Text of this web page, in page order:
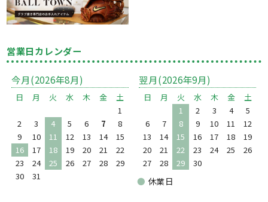
営業日カレンダー
今月(2026年8月)
日 月 火 水 木 金
土
1
2
3 4 5 6 7
8
9
10 11 12 13 14
15
16
17 18 19 20 21
22
23
24 25 26 27 28
29
30
31
翌月(2026年9月)
日 月 火 水 木 金
土
1
2 3 4
5
6
7 8 9 10 11
12
13
14 15 16 17 18
19
20
21 22 23 24 25
26
27
28 29 30
● 休業日